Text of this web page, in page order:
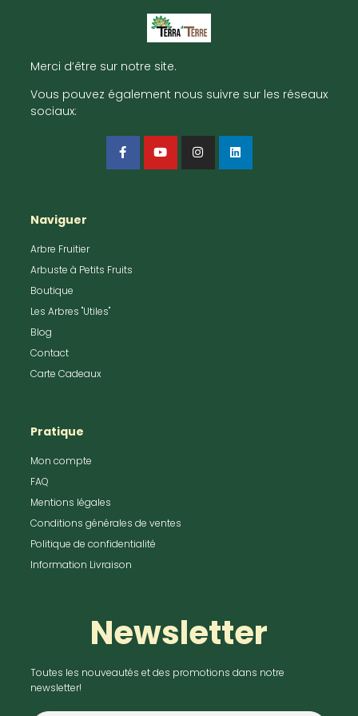
Merci d’être sur notre site.
Vous pouvez également nous suivre sur les réseaux
sociaux:
Naviguer
Arbre Fruitier
Arbuste à Petits Fruits
Boutique
Les Arbres "Utiles"
Blog
Contact
Carte Cadeaux
Pratique
Mon compte
FAQ
Mentions légales
Conditions générales de ventes
Politique de confidentialité
Information Livraison
Newsletter
Toutes les nouveautés et des promotions dans notre
newsletter!